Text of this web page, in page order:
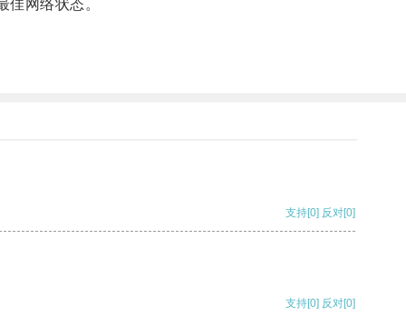
网络状态。
支持[0] 反对[0]
支持[0] 反对[0]